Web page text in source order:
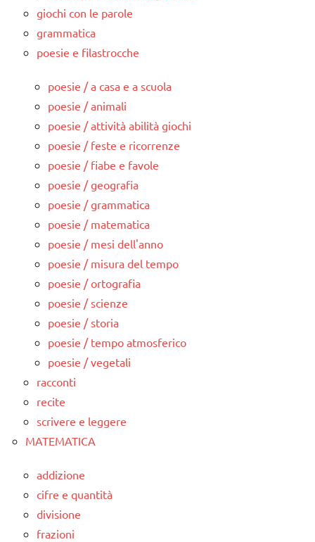
giochi con le parole
grammatica
poesie e filastrocche
poesie / a casa e a scuola
poesie / animali
poesie / attività abilità giochi
poesie / feste e ricorrenze
poesie / fiabe e favole
poesie / geografia
poesie / grammatica
poesie / matematica
poesie / mesi dell'anno
poesie / misura del tempo
poesie / ortografia
poesie / scienze
poesie / storia
poesie / tempo atmosferico
poesie / vegetali
racconti
recite
scrivere e leggere
MATEMATICA
addizione
cifre e quantità
divisione
frazioni